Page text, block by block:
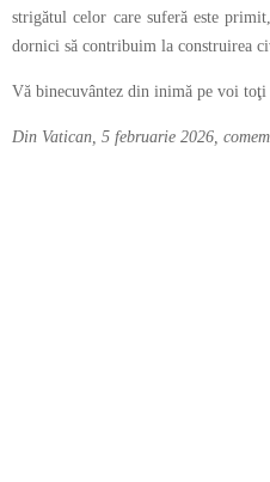
strigătul celor care suferă este
dornici să contribuim la construirea
Vă binecuvântez din inimă pe voi toţi
Din Vatican, 5 februarie 2026,